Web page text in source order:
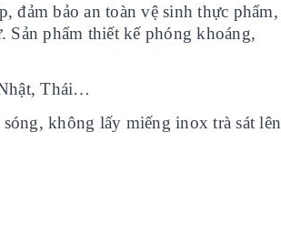
đảm bảo an toàn vệ sinh thực phẩm,
Sản phẩm thiết kế phóng khoáng,
Thái…
không lấy miếng inox trà sát lên